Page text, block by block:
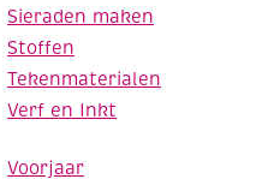
Sieraden maken
Stoffen
Tekenmaterialen
Verf en Inkt
Voorjaar